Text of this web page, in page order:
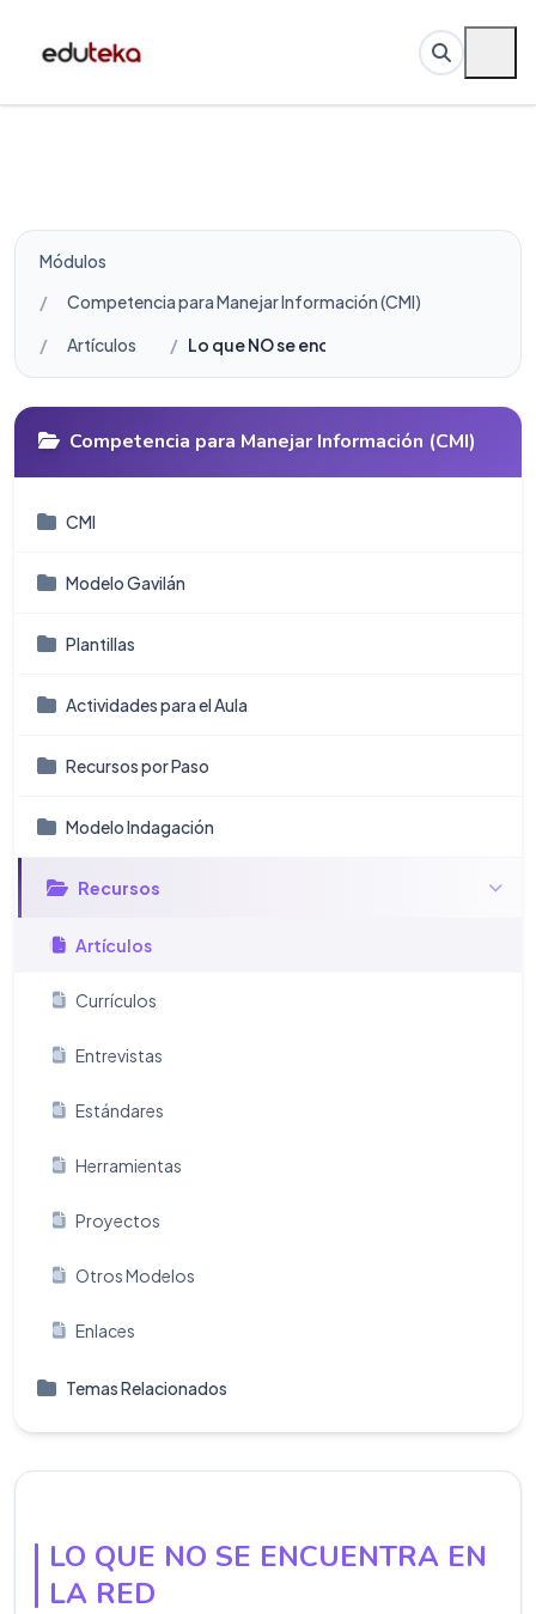
Módulos
Competencia para Manejar Información (CMI)
Artículos
Lo que NO se encuentra en la Red
Competencia para Manejar Información (CMI)
CMI
Modelo Gavilán
Plantillas
Actividades para el Aula
Recursos por Paso
Modelo Indagación
Recursos
Artículos
Currículos
Entrevistas
Estándares
Herramientas
Proyectos
Otros Modelos
Enlaces
Temas Relacionados
LO QUE NO SE ENCUENTRA EN
LA RED